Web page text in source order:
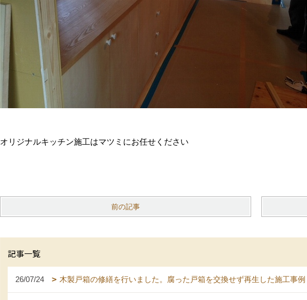
オリジナルキッチン施工はマツミにお任せください
前の記事
記事一覧
26/07/24 木製戸箱の修繕を行いました。腐った戸箱を交換せず再生した施工事例